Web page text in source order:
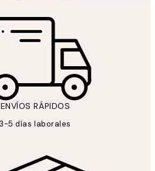
ENVÍOS RÁPIDOS
3-5 días laborales